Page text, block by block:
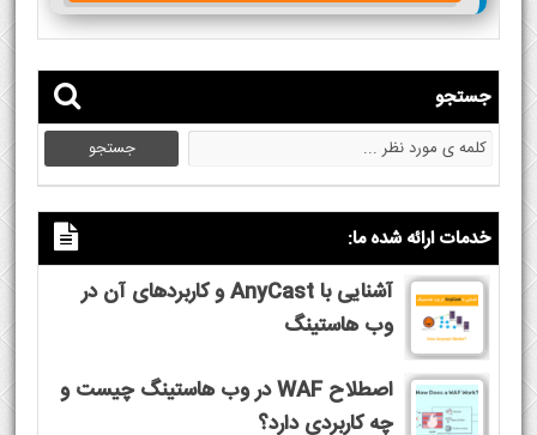
جستجو
خدمات ارائه شده ما:
آشنایی با AnyCast و کاربردهای آن در
وب هاستینگ
اصطلاح WAF در وب هاستینگ چیست و
چه کاربردی دارد؟